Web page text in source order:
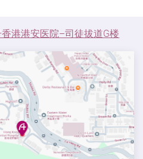
港港安医院–司徒拔道G楼